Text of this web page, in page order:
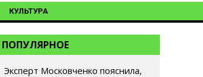
КУЛЬТУРА
ПОПУЛЯРНОЕ
Эксперт Московченко пояснила,